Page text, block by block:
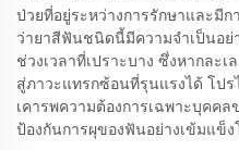
ป่วยที่อยู่ระหว่างการรักษาและมี
ว่ายาสีฟันชนิดนี้มีความจำเป็นอย่
ช่วงเวลาที่เปราะบาง ซึ่งหากละ
สู่ภาวะแทรกซ้อนที่รุนแรงได้ โป
เคารพความต้องการเฉพาะบุคค
ป้องกันการผุของฟันอย่างเข้มแข็